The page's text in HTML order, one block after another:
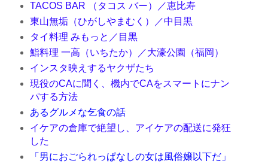
TACOS BAR （タコス バー）／恵比寿
東山無垢（ひがしやまむく）／中目黒
タイ料理 みもっと／目黒
鮨料理 一高（いちたか）／大濠公園（福岡）
インスタ映えするヤクザたち
現役のCAに聞く、機内でCAをスマートにナン
パする方法
あるグルメな乞食の話
イケアの倉庫で絶望し、アイケアの配送に発狂
した
「男におごられっぱなしの女は風俗嬢以下だ」